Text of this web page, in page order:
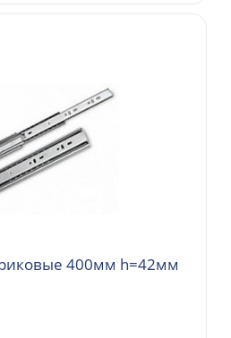
400мм h=42мм